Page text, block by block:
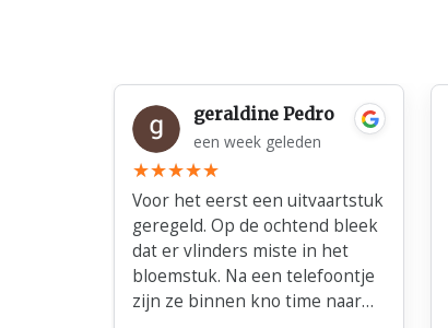
geraldine Pedro
een week geleden
Voor het eerst een uitvaartstuk
geregeld. Op de ochtend bleek
dat er vlinders miste in het
bloemstuk. Na een telefoontje
zijn ze binnen kno time naar